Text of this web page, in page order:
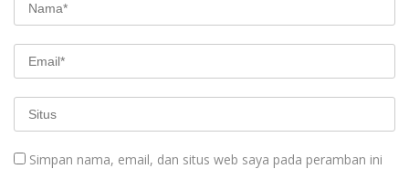
Simpan nama, email, dan situs web saya pada peramban ini